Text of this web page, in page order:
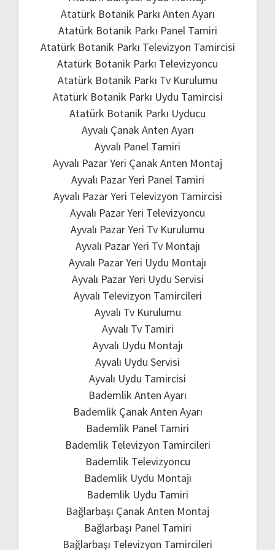
Atatürk Botanik Parkı Anten Ayarı
Atatürk Botanik Parkı Panel Tamiri
Atatürk Botanik Parkı Televizyon Tamircisi
Atatürk Botanik Parkı Televizyoncu
Atatürk Botanik Parkı Tv Kurulumu
Atatürk Botanik Parkı Uydu Tamircisi
Atatürk Botanik Parkı Uyducu
Ayvalı Çanak Anten Ayarı
Ayvalı Panel Tamiri
Ayvalı Pazar Yeri Çanak Anten Montaj
Ayvalı Pazar Yeri Panel Tamiri
Ayvalı Pazar Yeri Televizyon Tamircisi
Ayvalı Pazar Yeri Televizyoncu
Ayvalı Pazar Yeri Tv Kurulumu
Ayvalı Pazar Yeri Tv Montajı
Ayvalı Pazar Yeri Uydu Montajı
Ayvalı Pazar Yeri Uydu Servisi
Ayvalı Televizyon Tamircileri
Ayvalı Tv Kurulumu
Ayvalı Tv Tamiri
Ayvalı Uydu Montajı
Ayvalı Uydu Servisi
Ayvalı Uydu Tamircisi
Bademlik Anten Ayarı
Bademlik Çanak Anten Ayarı
Bademlik Panel Tamiri
Bademlik Televizyon Tamircileri
Bademlik Televizyoncu
Bademlik Uydu Montajı
Bademlik Uydu Tamiri
Bağlarbaşı Çanak Anten Montaj
Bağlarbaşı Panel Tamiri
Bağlarbaşı Televizyon Tamircileri